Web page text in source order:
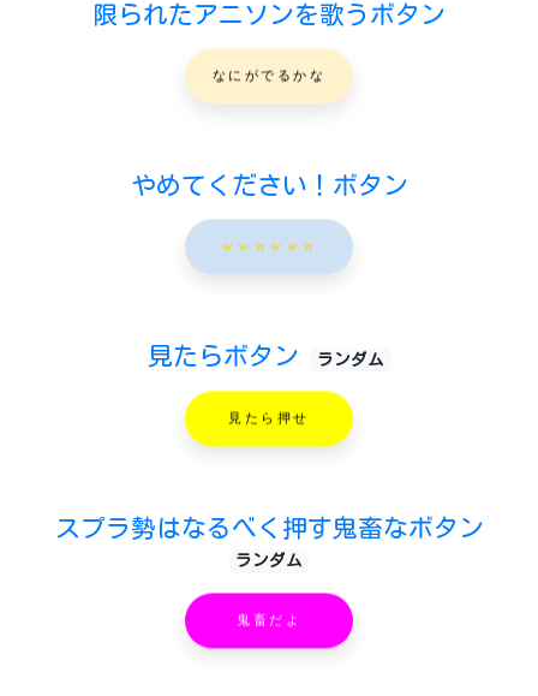
限られたアニソンを歌うボタン
なにがでるかな
やめてください！ボタン
ｗｗｗｗｗｗ
見たらボタン ランダム
見たら押せ
スプラ勢はなるべく押す鬼畜なボタン
ランダム
鬼畜だよ